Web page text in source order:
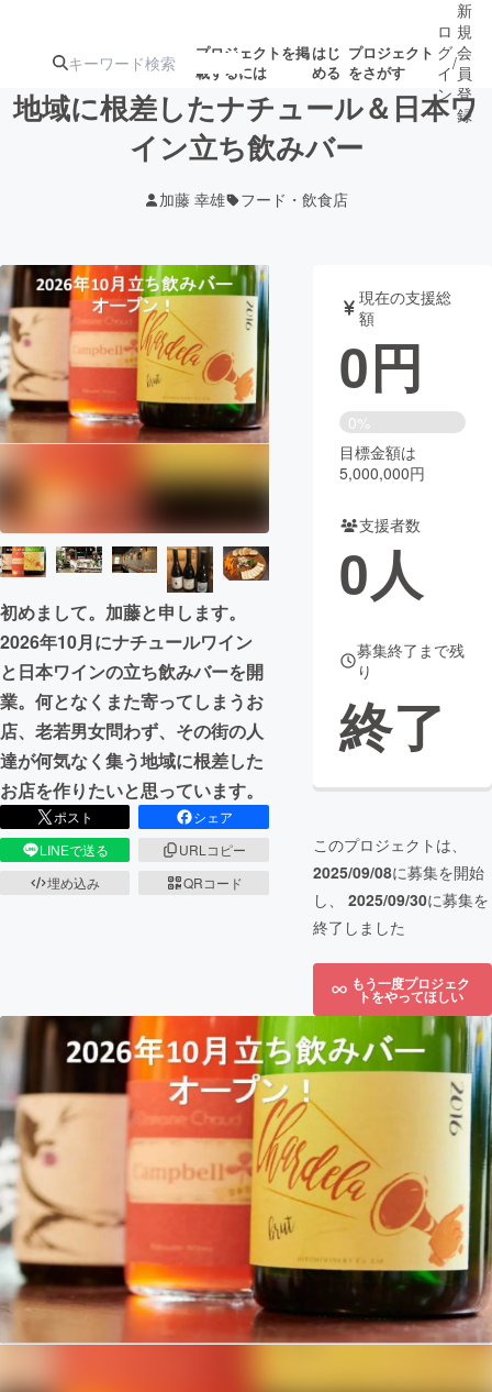
プロジェクトを掲
載するには
はじ
める
プロジェクト
をさがす
注目の新着プロ
ジェクト
募集終了が近いプ
ロジェクト
アート・写真 音楽
テクノロジー・ガジェット ゲーム・サ
映像・映画 書籍・雑誌
ビジネス・起業 チャレンジ
まちづくり・地域活性化
CAMPFIRE for Social Good
CAMPFIRE Creation
CAMPFIREふるさと納税
ロ
グ
イ
ン
/
新
規
会
員
登
録
地域に根差したナチュール＆日本ワ
イン立ち飲みバー
加藤 幸雄 フード・飲食店
初めまして。加藤と申します。
2026年10月にナチュールワイン
と日本ワインの立ち飲みバーを開
業。何となくまた寄ってしまうお
店、老若男女問わず、その街の人
達が何気なく集う地域に根差した
お店を作りたいと思っています。
ポスト
シェア
LINEで送る
URLコピー
埋め込み
QRコード
現在の支援総
額
0円
0%
目標金額は
5,000,000円
支援者数
0人
募集終了まで残
り
終了
このプロジェクトは、
2025/09/08に募集を開始
し、 2025/09/30に募集を
終了しました
もう一度プロジェク
トをやってほしい